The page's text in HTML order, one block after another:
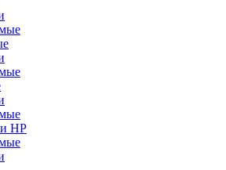
HP